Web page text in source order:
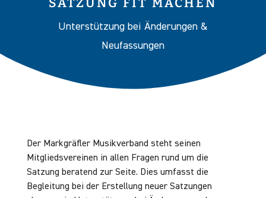
Unterstützung bei Änderungen &
Neufassungen
Der Markgräfler Musikverband steht seinen
Mitgliedsvereinen in allen Fragen rund um die
Satzung beratend zur Seite. Dies umfasst die
Begleitung bei der Erstellung neuer Satzungen